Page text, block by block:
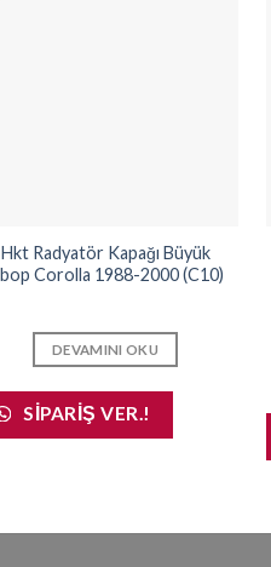
Hkt Radyatör Kapağı Büyük
Corolla 1988-2000 (C10)
DEVAMINI OKU
SIPARIŞ VER.!